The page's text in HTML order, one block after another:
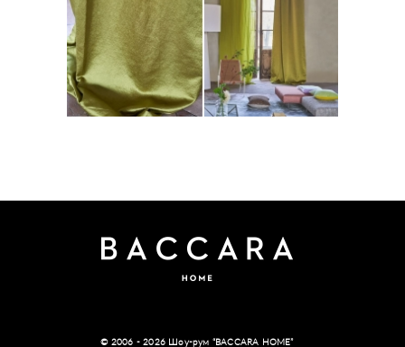
© 2006 - 2026 Шоу-рум “BACCARA HOME”